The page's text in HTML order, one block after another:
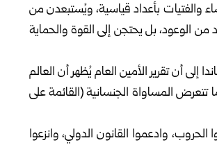
والفتيات بأعداد قياسية، ويُستبعدن من
من الوعود، بل يحتجن إلى القوة والحماية
إلى أن تقرير الأمين العام يُظهر أن العالم
المساواة الجنسانية (القائمة على
وادعموا القانون الدولي، وانزعوا